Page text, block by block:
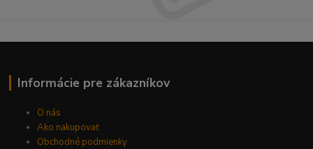
Informácie pre zákazníkov
O nás
Ako nakupovať
Obchodné podmienky